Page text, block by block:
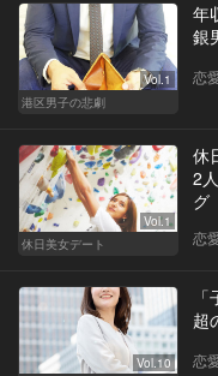
Vol.1
港区男子の悲劇
年
銀
恋
Vol.1
休日美女デート
休
2
グ
恋
Vol.10
超
恋